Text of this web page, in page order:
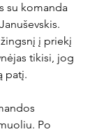
su komanda
į priekį
tikisi, jog
patį.
Po